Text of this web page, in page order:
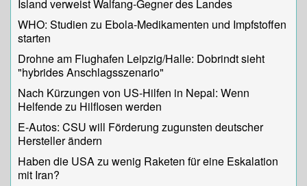
Island verweist Walfang-Gegner des Landes
WHO: Studien zu Ebola-Medikamenten und Impfstoffen
starten
Drohne am Flughafen Leipzig/Halle: Dobrindt sieht
"hybrides Anschlagsszenario"
Nach Kürzungen von US-Hilfen in Nepal: Wenn
Helfende zu Hilflosen werden
E-Autos: CSU will Förderung zugunsten deutscher
Hersteller ändern
Haben die USA zu wenig Raketen für eine Eskalation
mit Iran?